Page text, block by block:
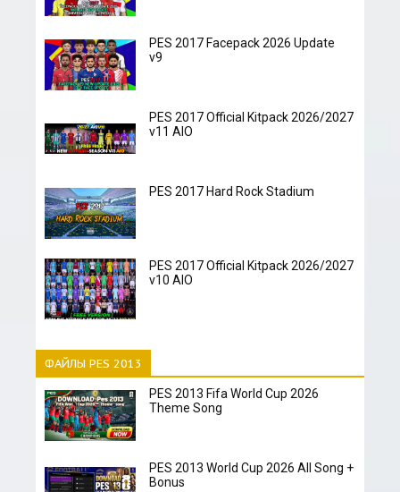
PES 2017 Facepack 2026 Update
v9
PES 2017 Official Kitpack 2026/2027
v11 AIO
PES 2017 Hard Rock Stadium
PES 2017 Official Kitpack 2026/2027
v10 AIO
ФАЙЛЫ PES 2013
PES 2013 Fifa World Cup 2026
Theme Song
PES 2013 World Cup 2026 All Song +
Bonus